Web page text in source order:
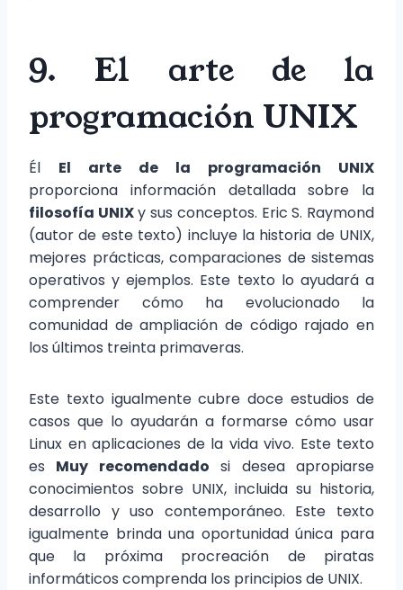
9. El arte de la
programación UNIX
Él El arte de la programación UNIX
proporciona información detallada sobre la
filosofía UNIXy sus conceptos. Eric S. Raymond
(autor de este texto) incluye la historia de UNIX,
mejores prácticas, comparaciones de sistemas
operativos y ejemplos. Este texto lo ayudará a
comprender cómo ha evolucionado la
comunidad de ampliación de código rajado en
los últimos treinta primaveras.
Este texto igualmente cubre doce estudios de
casos que lo ayudarán a formarse cómo usar
Linux en aplicaciones de la vida vivo. Este texto
es Muy recomendado si desea apropiarse
conocimientos sobre UNIX, incluida su historia,
desarrollo y uso contemporáneo. Este texto
igualmente brinda una oportunidad única para
que la próxima procreación de piratas
informáticos comprenda los principios de UNIX.